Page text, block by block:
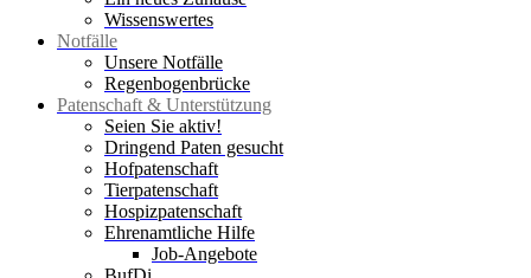
Wissenswertes
Notfälle
Unsere Notfälle
Regenbogenbrücke
Patenschaft & Unterstützung
Seien Sie aktiv!
Dringend Paten gesucht
Hofpatenschaft
Tierpatenschaft
Hospizpatenschaft
Ehrenamtliche Hilfe
Job-Angebote